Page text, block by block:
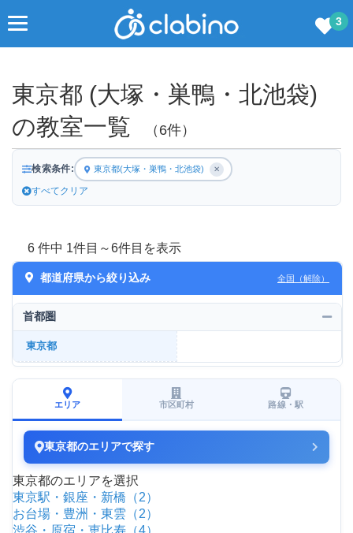
3
東京都 (大塚・巣鴨・北池袋)
の教室一覧
（6件）
検索条件: 東京都(大塚・巣鴨・北池袋) ✕
すべてクリア
6 件中 1件目～6件目を表示
都道府県から絞り込み 全国（解除）
首都圏
東京都
エリア 市区町村 路線・駅
東京都のエリアで探す
東京都のエリアを選択
東京駅・銀座・新橋（2）
お台場・豊洲・東雲（2）
渋谷・原宿・恵比寿（4）